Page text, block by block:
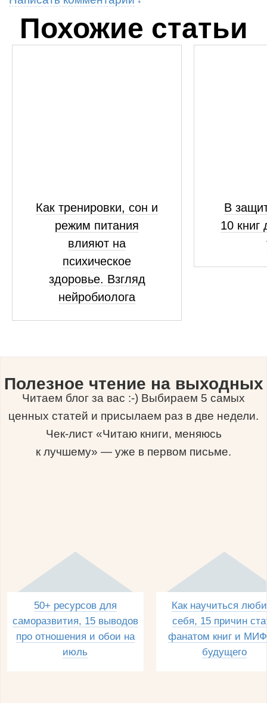
Похожие статьи
Как тренировки, сон и
режим питания
влияют на
психическое
здоровье. Взгляд
нейробиолога
В
10 книг
Полезное чтение на выходных
Читаем блог за вас :-) Выбираем 5 самых
ценных статей и присылаем раз в две недели.
Чек-лист «Читаю книги, меняюсь
к лучшему» — уже в первом письме.
50+ ресурсов для
саморазвития, 15 выводов
про отношения и обои на
июль
Как научиться
себя, 15 причин
фанатом книг и
будущего